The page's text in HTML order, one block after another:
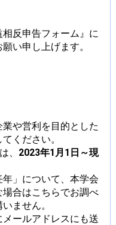
反申告フォーム』に
い申し上げます。
や営利を目的とした
ください。
、 2023年1月1日～現
年」について、本学会
合はこちらでお調べ
ません。
メールアドレスにも送